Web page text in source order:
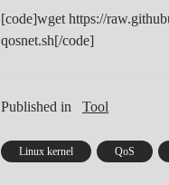
[code]wget https://
qosnet.sh[/code]
Published in Tool
Linux kernel QoS